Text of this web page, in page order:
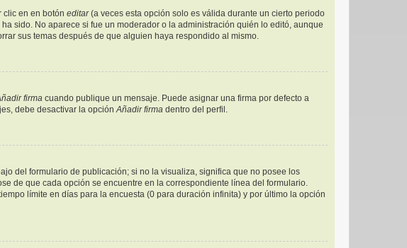
clic en en botón editar(a veces esta opción solo es válida durante un cierto periodo
sido. No aparece si fue un moderador o la administración quién lo editó, aunque
sus temas después de que alguien haya respondido al mismo.
firma cuando publique un mensaje. Puede asignar una firma por defecto a
debe desactivar la opciónAñadir firma dentro del perfil.
del formulario de publicación; si no la visualiza, significa que no posee los
de que cada opción se encuentre en la correspondiente línea del formulario.
límite en días para la encuesta (0 para duración infinita) y por último la opción